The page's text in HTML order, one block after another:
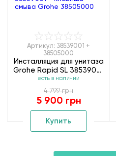
Артикул: 38539001 +
38505000
Инсталляция для унитаза
Grohe Rapid SL 38539001
+ клавиша смыва Grohe
38505000
есть в наличии
4 799 грн
5 900 грн
Купить